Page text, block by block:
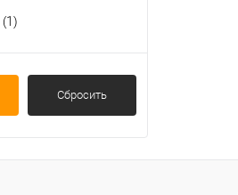
(1)
Сбросить